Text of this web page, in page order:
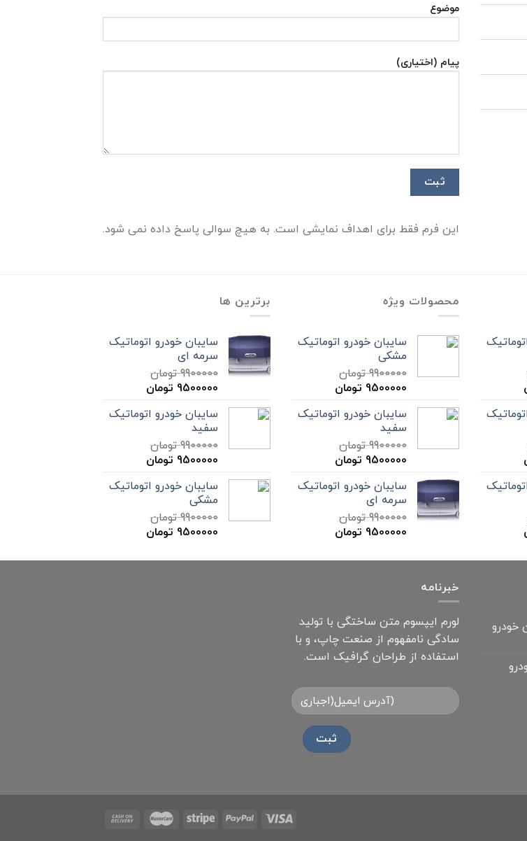
موضوع
پیام (اختیاری)
این فرم فقط برای اهداف نمایشی است. به هیچ سوالی پاسخ داده نمی شود.
محصولات ویژه
سایبان خودرو اتوماتیک
مشکی
9900000 تومان
9500000 تومان
سایبان خودرو اتوماتیک
سفید
9900000 تومان
9500000 تومان
سایبان خودرو اتوماتیک
سرمه ای
9900000 تومان
9500000 تومان
برترین ها
سایبان خودرو اتوماتیک
سرمه ای
9900000 تومان
9500000 تومان
سایبان خودرو اتوماتیک
سفید
9900000 تومان
9500000 تومان
سایبان خودرو اتوماتیک
مشکی
9900000 تومان
9500000 تومان
خودرو
خبرنامه
لورم ایپسوم متن ساختگی با تولید
سادگی نامفهوم از صنعت چاپ، و با
استفاده از طراحان گرافیک است.